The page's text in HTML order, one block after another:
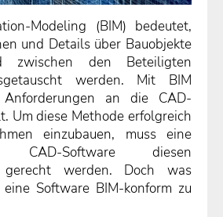
Modeling (BIM) bedeutet,
und Details über Bauobjekte
zwischen den Beteiligten
werden. Mit BIM
an die CAD-
Um diese Methode erfolgreich
einzubauen, muss eine
CAD-Software diesen
gerecht werden. Doch was
Software BIM-konform zu